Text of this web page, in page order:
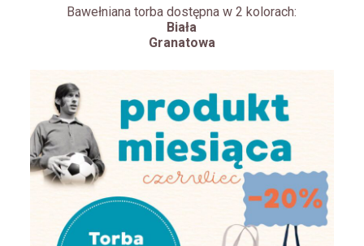
Bawełniana torba dostępna w 2 kolorach:
Biała
Granatowa